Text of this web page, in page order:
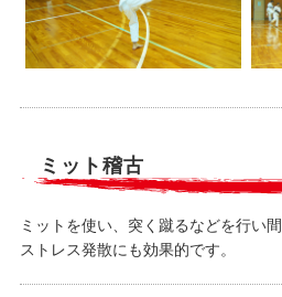
ミット稽古
ミットを使い、突く蹴るなどを行い
ストレス発散にも効果的です。